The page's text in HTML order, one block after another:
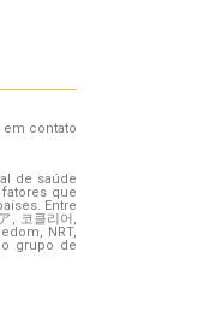
contato
de saúde
que
Entre
, 코클리어,
NRT,
grupo de